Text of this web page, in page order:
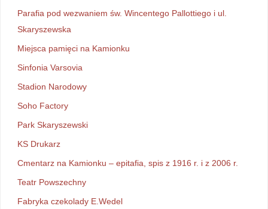
Parafia pod wezwaniem św. Wincentego Pallottiego i ul.
Skaryszewska
Miejsca pamięci na Kamionku
Sinfonia Varsovia
Stadion Narodowy
Soho Factory
Park Skaryszewski
KS Drukarz
Cmentarz na Kamionku – epitafia, spis z 1916 r. i z 2006 r.
Teatr Powszechny
Fabryka czekolady E.Wedel